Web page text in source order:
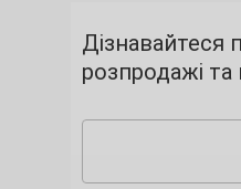
розпродажі